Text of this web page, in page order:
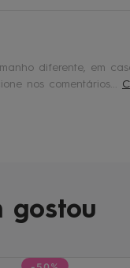
diferente, em
nos comentários...
gostou